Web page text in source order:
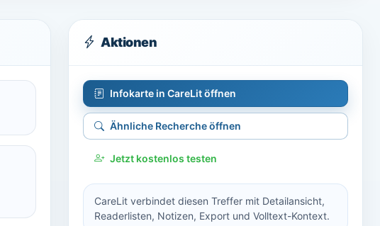
Aktionen
Infokarte in CareLit öffnen
Ähnliche Recherche öffnen
Jetzt kostenlos testen
CareLit verbindet diesen Treffer mit Detailansicht,
Readerlisten, Notizen, Export und Volltext-Kontext.